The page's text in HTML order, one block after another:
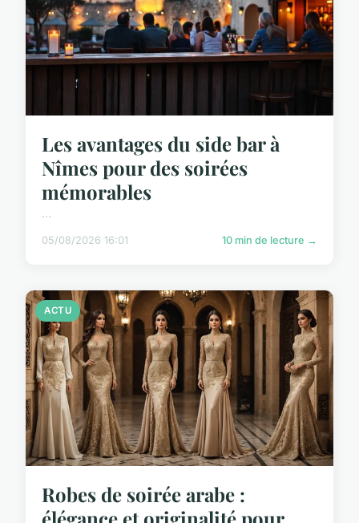
Les avantages du side bar à
Nîmes pour des soirées
mémorables
...
05/08/2026 16:01 10 min de lecture →
ACTU
Robes de soirée arabe :